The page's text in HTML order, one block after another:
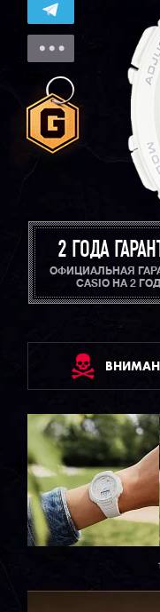
2 ГОДА
ОФИЦИАЛЬНАЯ
CASIO НА 2